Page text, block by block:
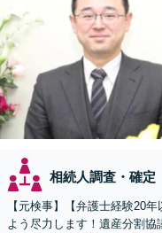
相続人調査・確定
【元検事】【弁護士経験20
よう尽力します！遺産分割